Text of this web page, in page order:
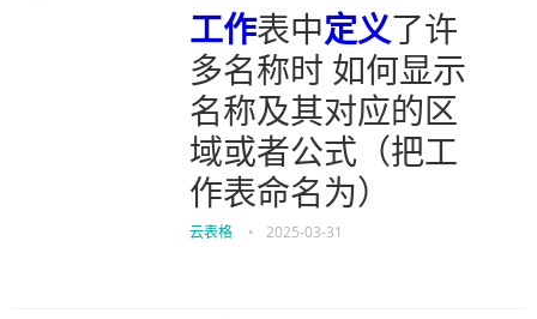
工作表中定义了许
多名称时 如何显示
名称及其对应的区
域或者公式（把工
作表命名为）
云表格 • 2025-03-31